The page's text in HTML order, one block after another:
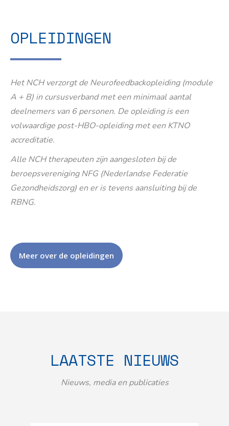
OPLEIDINGEN
Het NCH verzorgt de Neurofeedbackopleiding (module
A + B) in cursusverband met een minimaal aantal
deelnemers van 6 personen. De opleiding is een
volwaardige post-HBO-opleiding met een KTNO
accreditatie.
Alle NCH therapeuten zijn aangesloten bij de
beroepsvereniging NFG (Nederlandse Federatie
Gezondheidszorg) en er is tevens aansluiting bij de
RBNG.
Meer over de opleidingen
LAATSTE NIEUWS
Nieuws, media en publicaties